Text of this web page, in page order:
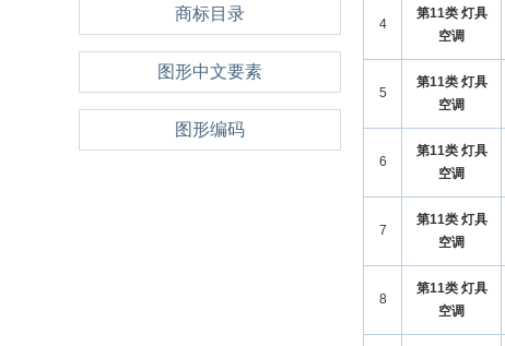
商标目录
图形中文要素
图形编码
4
第11类 灯具
空调
5
第11类 灯具
空调
6
第11类 灯具
空调
7
第11类 灯具
空调
8
第11类 灯具
空调